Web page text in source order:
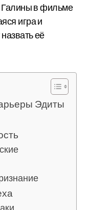
Галины в фильме
игра и
её
Эдиты